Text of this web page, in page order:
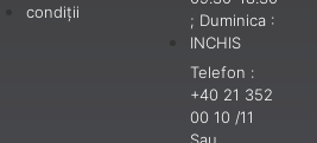
condiții
; Duminica :
INCHIS
Telefon :
+40 21 352
00 10 /11
Sau